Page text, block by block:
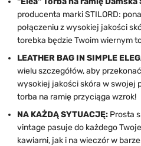
producenta marki STILORD:
połączeniu z wysokiej jakości
torebka będzie Twoim wiernym
LEATHER BAG IN SIMPLE
wielu szczegółów, aby
wysokiej jakości skóra w swojej
torba na ramię przyciąga wzrok!
NA KAŻDĄ SYTUACJĘ: Prosta
vintage pasuje do każdego
kawiarni, jak i na wieczór w